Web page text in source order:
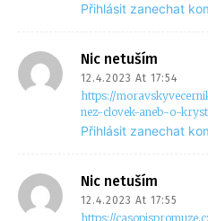
Přihlásit zanechat
Nic netuším
12.4.2023 At 17:54
https://
nez-clovek-aneb-o-
Přihlásit zanechat
Nic netuším
12.4.2023 At 17:55
https://